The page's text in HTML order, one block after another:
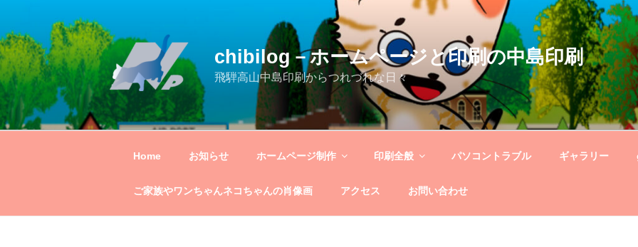
テ
ン
ツ
へ
ス
キ
chibilog－ホームページと印刷の中島印刷
飛騨高山中島印刷からつれづれな日々
Home お知らせ ホームページ制作 印刷全般 パソコントラブル ギャラリー
ご家族やワンちゃんネコちゃんの肖像画 アクセス お問い合わせ